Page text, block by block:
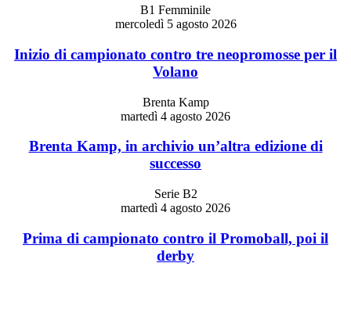
B1 Femminile
mercoledì 5 agosto 2026
Inizio di campionato contro tre neopromosse per il
Volano
Brenta Kamp
martedì 4 agosto 2026
Brenta Kamp, in archivio un’altra edizione di
successo
Serie B2
martedì 4 agosto 2026
Prima di campionato contro il Promoball, poi il
derby